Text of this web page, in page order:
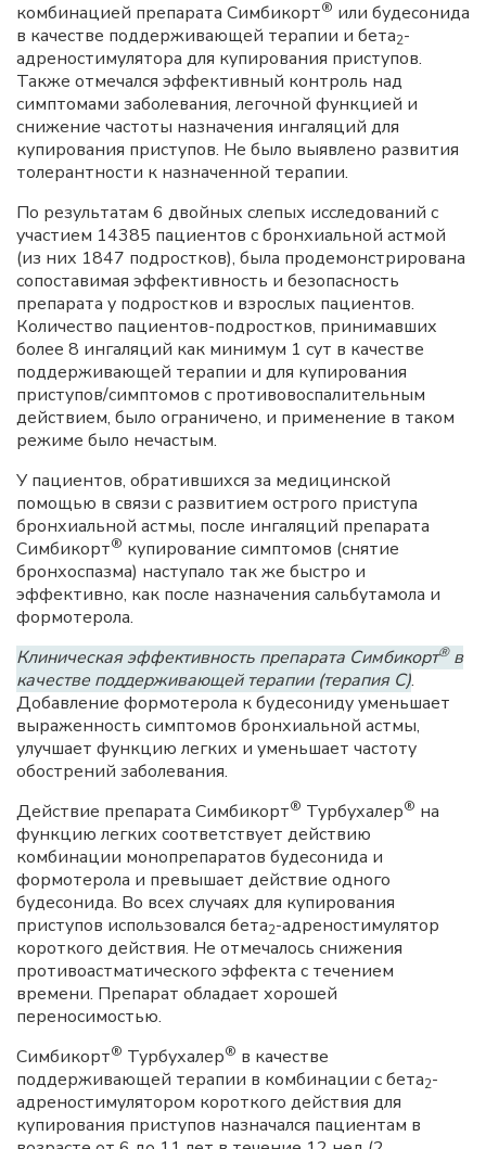
комбинацией препарата Симбикорт® или будесонида
в качестве поддерживающей терапии и бета2-
адреностимулятора для купирования приступов.
Также отмечался эффективный контроль над
симптомами заболевания, легочной функцией и
снижение частоты назначения ингаляций для
купирования приступов. Не было выявлено развития
толерантности к назначенной терапии.
По результатам 6 двойных слепых исследований с
участием 14385 пациентов с бронхиальной астмой
(из них 1847 подростков), была продемонстрирована
сопоставимая эффективность и безопасность
препарата у подростков и взрослых пациентов.
Количество пациентов-подростков, принимавших
более 8 ингаляций как минимум 1 сут в качестве
поддерживающей терапии и для купирования
приступов/симптомов с противовоспалительным
действием, было ограничено, и применение в таком
режиме было нечастым.
У пациентов, обратившихся за медицинской
помощью в связи с развитием острого приступа
бронхиальной астмы, после ингаляций препарата
Симбикорт® купирование симптомов (снятие
бронхоспазма) наступало так же быстро и
эффективно, как после назначения сальбутамола и
формотерола.
Клиническая эффективность препарата Симбикорт®в
качестве поддерживающей терапии (терапия С).
Добавление формотерола к будесониду уменьшает
выраженность симптомов бронхиальной астмы,
улучшает функцию легких и уменьшает частоту
обострений заболевания.
Действие препарата Симбикорт® Турбухалер® на
функцию легких соответствует действию
комбинации монопрепаратов будесонида и
формотерола и превышает действие одного
будесонида. Во всех случаях для купирования
приступов использовался бета2-адреностимулятор
короткого действия. Не отмечалось снижения
противоастматического эффекта с течением
времени. Препарат обладает хорошей
переносимостью.
Симбикорт® Турбухалер® в качестве
поддерживающей терапии в комбинации с бета2-
адреностимулятором короткого действия для
купирования приступов назначался пациентам в